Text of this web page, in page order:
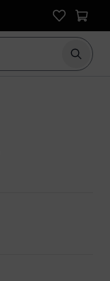
Suche